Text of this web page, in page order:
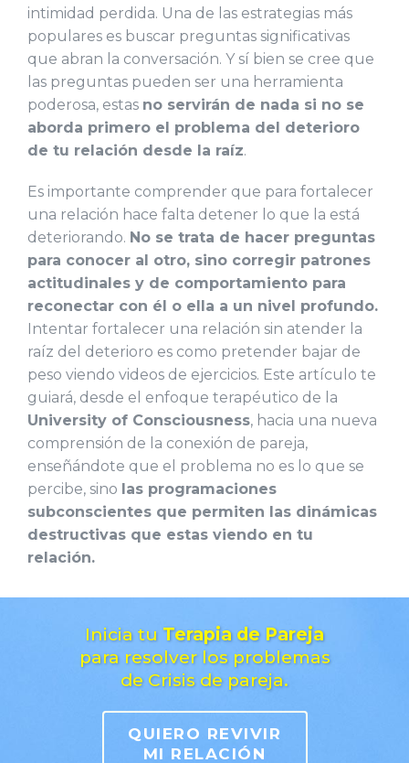
intimidad perdida. Una de las estrategias más
populares es buscar preguntas significativas
que abran la conversación. Y sí bien se cree que
las preguntas pueden ser una herramienta
poderosa, estas no servirán de nada si no se
aborda primero el problema del deterioro
de tu relación desde la raíz.
Es importante comprender que para fortalecer
una relación hace falta detener lo que la está
deteriorando. No se trata de hacer preguntas
para conocer al otro, sino corregir patrones
actitudinales y de comportamiento para
reconectar con él o ella a un nivel profundo.
Intentar fortalecer una relación sin atender la
raíz del deterioro es como pretender bajar de
peso viendo videos de ejercicios. Este artículo te
guiará, desde el enfoque terapéutico de la
University of Consciousness, hacia una nueva
comprensión de la conexión de pareja,
enseñándote que el problema no es lo que se
percibe, sino las programaciones
subconscientes que permiten las dinámicas
destructivas que estas viendo en tu
relación.
Inicia tu Terapia de Pareja
para resolver los problemas
de Crisis de pareja.
QUIERO REVIVIR
MI RELACIÓN